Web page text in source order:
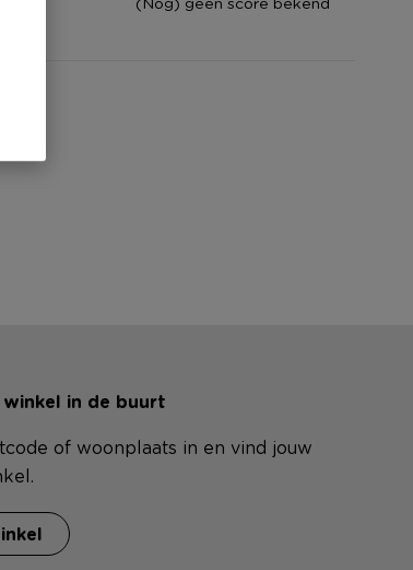
in de buurt
of woonplaats in en vind jouw